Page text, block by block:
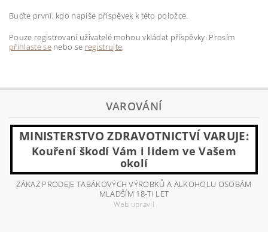
Buďte první, kdo napíše příspěvek k této položce.
Pouze registrovaní uživatelé mohou vkládat příspěvky. Prosím
přihlaste senebo se registrujte
VAROVÁNÍ
MINISTERSTVO ZDRAVOTNICTVÍ VARUJE:
Kouření škodí Vám i lidem ve Vašem
okolí
ZÁKAZ PRODEJE TABÁKOVÝCH VÝROBKŮ A ALKOHOLU OSOBÁM
MLADŠÍM 18-TI LET
Web upravil